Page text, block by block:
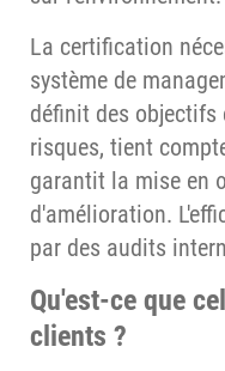
La certification
système de
définit des objectifs
risques, tient
garantit la mise en
d'amélioration.
par des audits
Qu'est-ce que
clients ?